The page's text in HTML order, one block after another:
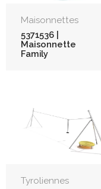
Maisonnettes
5371536 |
Maisonnette
Family
Tyroliennes